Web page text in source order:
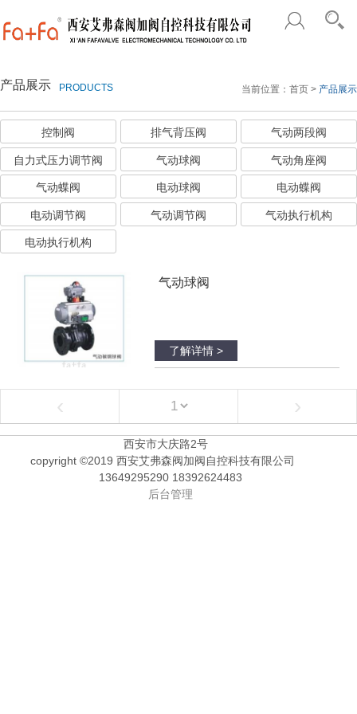
产品展示 PRODUCTS 当前位置： 首页 > 产品展示
控制阀 排气背压阀 气动两段阀
自力式压力调节阀 气动球阀 气动角座阀
气动蝶阀 电动球阀 电动蝶阀
电动调节阀 气动调节阀 气动执行机构
电动执行机构
气动球阀
了解详情 >
‹ ›
西安市大庆路2号
copyright ©2019 西安艾弗森阀加阀自控科技有限公司
13649295290 18392624483
后台管理